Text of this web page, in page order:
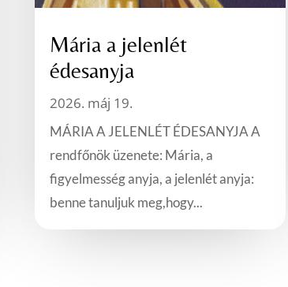
Mária a jelenlét
édesanyja
2026. máj 19.
MÁRIA A JELENLÉT ÉDESANYJA A
rendfőnök üzenete: Mária, a
figyelmesség anyja, a jelenlét anyja:
benne tanuljuk meg,hogy...